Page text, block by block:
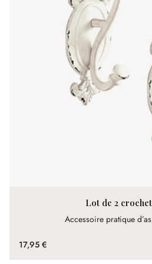
Lot de 2
Accessoire pratique
17,95 €